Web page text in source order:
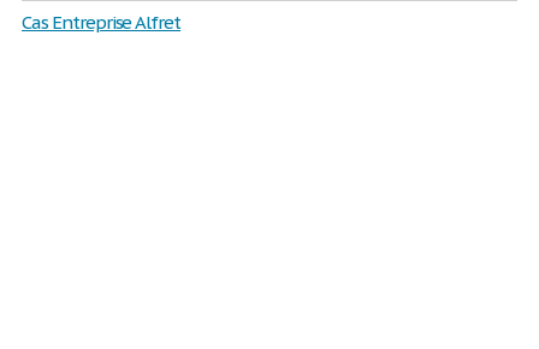
Cas Entreprise Alfret